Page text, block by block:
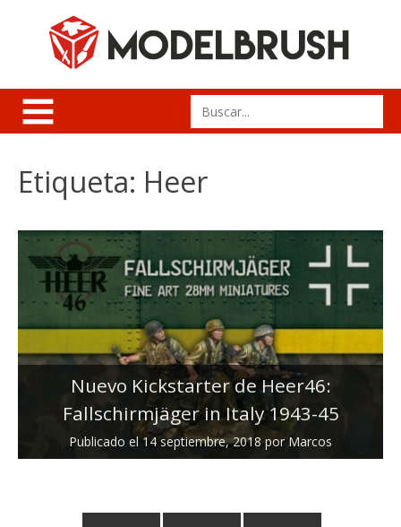
Search
for:
Etiqueta: Heer
Nuevo Kickstarter de Heer46:
Fallschirmjäger in Italy 1943-45
Publicado el 14 septiembre, 2018 por Marcos